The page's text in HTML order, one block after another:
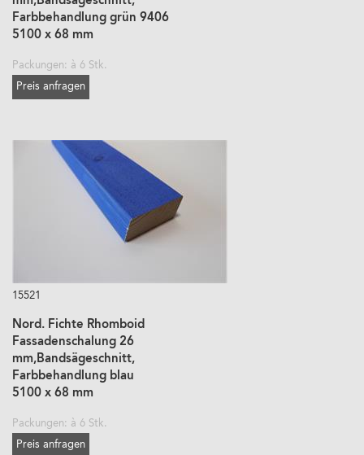
Farbbehandlung grün 9406
5100 x 68 mm
Packungen: à 6 Stk.
Preis anfragen
15521
Nord. Fichte Rhomboid
Fassadenschalung 26
mm,Bandsägeschnitt,
Farbbehandlung blau
5100 x 68 mm
Packungen: à 6 Stk.
Preis anfragen